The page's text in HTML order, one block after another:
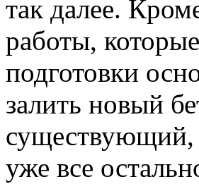
так далее.
работы,
подготовки
залить новый
существующий,
уже все